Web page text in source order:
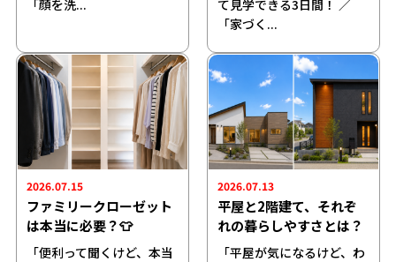
「顔を洗...
て見学できる3日間！ ／
「家づく...
2026.07.15
ファミリークローゼット
は本当に必要？👕
「便利って聞くけど、本当
2026.07.13
平屋と2階建て、それぞ
れの暮らしやすさとは？
「平屋が気になるけど、わ